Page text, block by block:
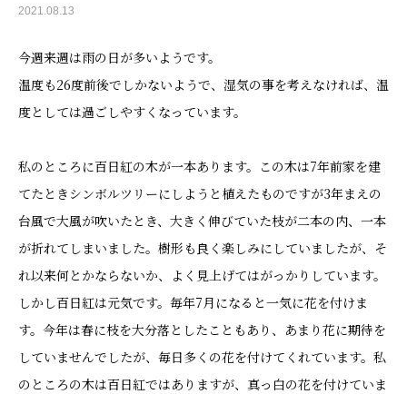
2021.08.13
今週来週は雨の日が多いようです。
温度も26度前後でしかないようで、湿気の事を考えなければ、温
度としては過ごしやすくなっています。
私のところに百日紅の木が一本あります。この木は7年前家を建
てたときシンボルツリーにしようと植えたものですが3年まえの
台風で大風が吹いたとき、大きく伸びていた枝が二本の内、一本
が折れてしまいました。樹形も良く楽しみにしていましたが、そ
れ以来何とかならないか、よく見上げてはがっかりしています。
しかし百日紅は元気です。毎年7月になると一気に花を付けま
す。今年は春に枝を大分落としたこともあり、あまり花に期待を
していませんでしたが、毎日多くの花を付けてくれています。私
のところの木は百日紅ではありますが、真っ白の花を付けていま